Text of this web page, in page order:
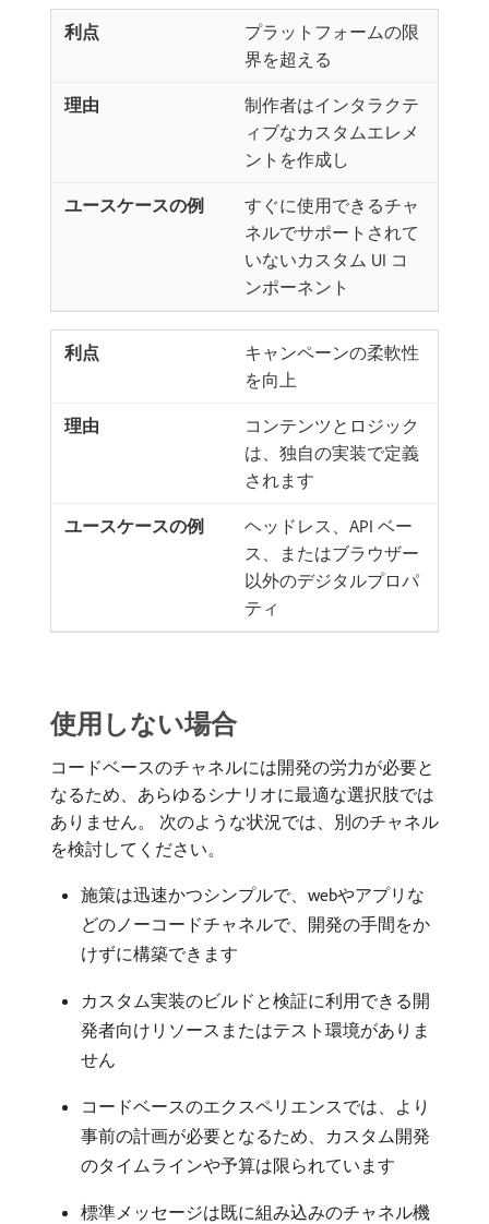
プラットフォームの限
界を超える
制作者はインタラクテ
ィブなカスタムエレメ
ントを作成し
すぐに使用できるチャ
ネルでサポートされて
いないカスタム UI コ
ンポーネント
キャンペーンの柔軟性
を向上
コンテンツとロジック
は、独自の実装で定義
されます
ヘッドレス、API ベー
ス、またはブラウザー
以外のデジタルプロパ
ティ
使用しない場合
コードベースのチャネルには開発の労力が必要と
なるため、あらゆるシナリオに最適な選択肢では
ありません。 次のような状況では、別のチャネル
を検討してください。
施策は迅速かつシンプルで、webやアプリな
どのノーコードチャネルで、開発の手間をか
けずに構築できます
カスタム実装のビルドと検証に利用できる開
発者向けリソースまたはテスト環境がありま
せん
コードベースのエクスペリエンスでは、より
事前の計画が必要となるため、カスタム開発
のタイムラインや予算は限られています
標準メッセージは既に組み込みのチャネル機